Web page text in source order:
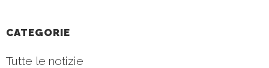
CATEGORIE
Tutte le notizie